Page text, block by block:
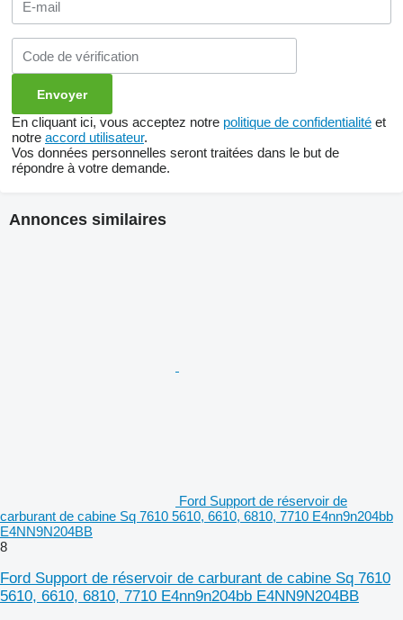
En cliquant ici, vous acceptez notre politique de confidentialité et
notre accord utilisateur.
Vos données personnelles seront traitées dans le but de
répondre à votre demande.
Annonces similaires
Ford Support de réservoir de
carburant de cabine Sq 7610 5610, 6610, 6810, 7710 E4nn9n204bb
E4NN9N204BB
8
Ford Support de réservoir de carburant de cabine Sq 7610
5610, 6610, 6810, 7710 E4nn9n204bb E4NN9N204BB